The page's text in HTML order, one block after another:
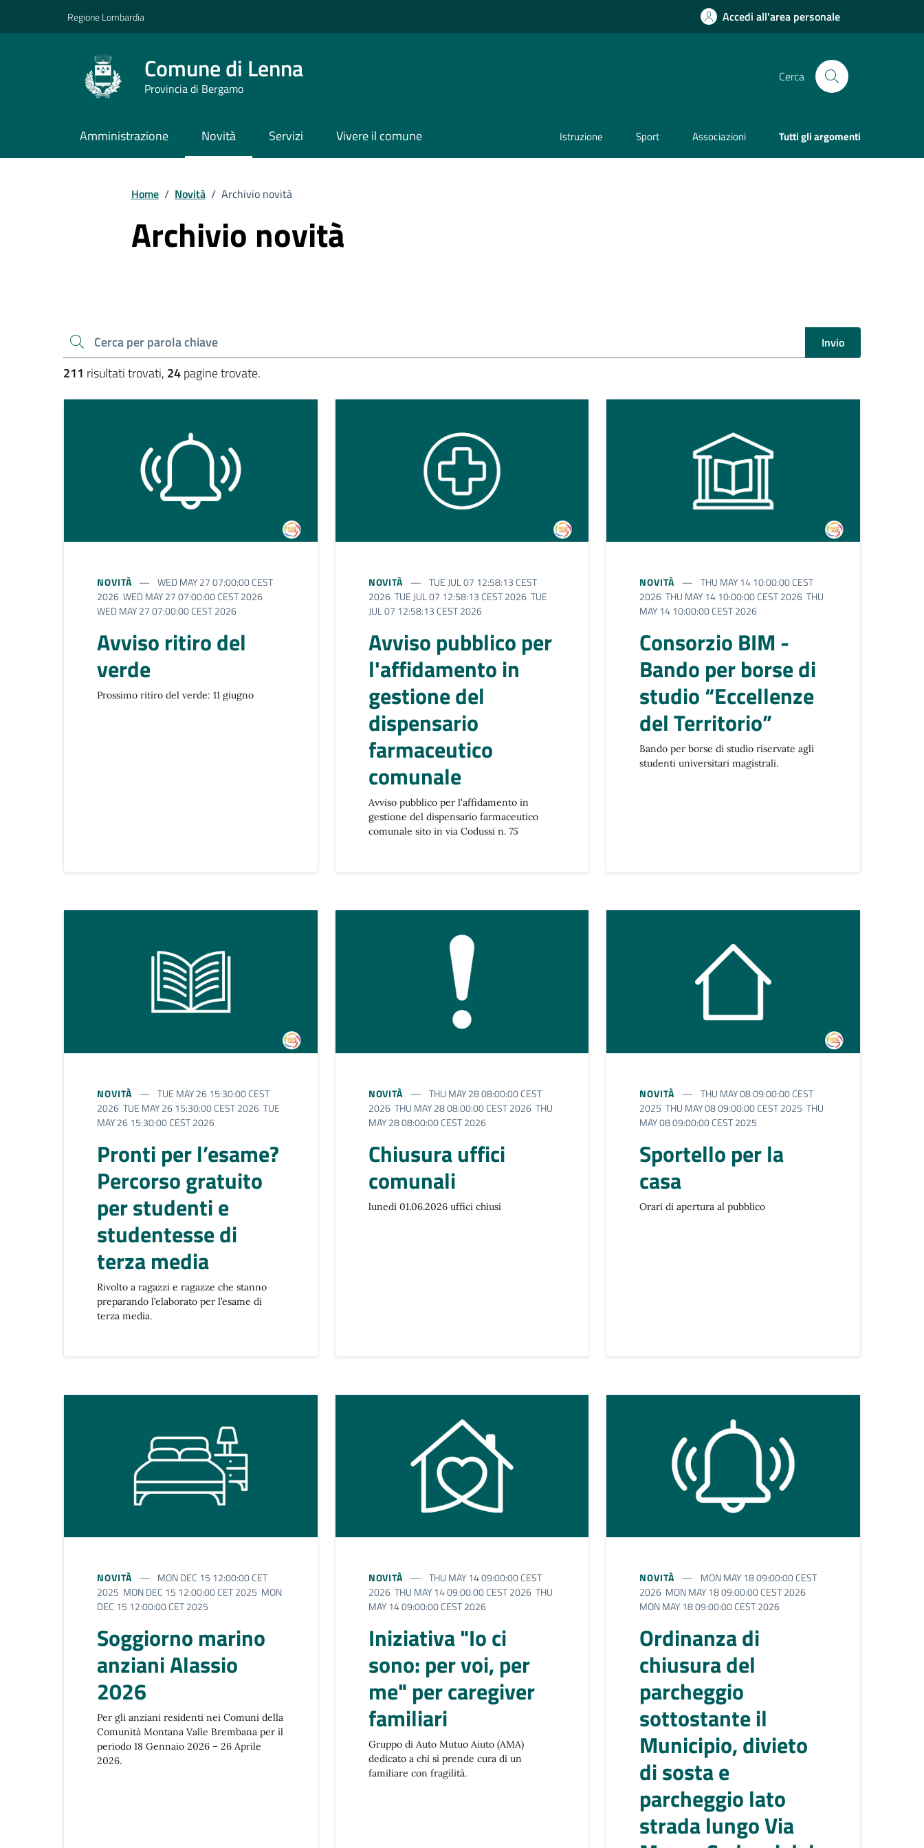
Regione Lombardia Accedi all'area personale
Comune di Lenna
Provincia di Bergamo
Cerca
Amministrazione Novità Servizi Vivere il comune Istruzione Sport Associazioni Tutti gli argomenti
Home / Novità / Archivio novità
Archivio novità
Cerca una parola chiave Invio
211 risultati trovati, 24pagine trovate.
NOVITÀ
WED MAY 27 07:00:00 CEST
2026 WED MAY 27 07:00:00 CEST 2026
WED MAY 27 07:00:00 CEST 2026
Avviso ritiro del
verde
Prossimo ritiro del verde: 11 giugno
NOVITÀ
TUE JUL 07 12:58:13 CEST
2026 TUE JUL 07 12:58:13 CEST 2026 TUE
JUL 07 12:58:13 CEST 2026
Avviso pubblico per
l'affidamento in
gestione del
dispensario
farmaceutico
comunale
Avviso pubblico per l'affidamento in
gestione del dispensario farmaceutico
comunale sito in via Codussi n. 75
NOVITÀ
THU MAY 14 10:00:00 CEST
2026 THU MAY 14 10:00:00 CEST 2026 THU
MAY 14 10:00:00 CEST 2026
Consorzio BIM -
Bando per borse di
studio “Eccellenze
del Territorio”
Bando per borse di studio riservate agli
studenti universitari magistrali.
NOVITÀ
TUE MAY 26 15:30:00 CEST
2026 TUE MAY 26 15:30:00 CEST 2026 TUE
MAY 26 15:30:00 CEST 2026
Pronti per l’esame?
Percorso gratuito
per studenti e
studentesse di
terza media
Rivolto a ragazzi e ragazze che stanno
preparando l’elaborato per l’esame di
terza media.
NOVITÀ
THU MAY 28 08:00:00 CEST
2026 THU MAY 28 08:00:00 CEST 2026 THU
MAY 28 08:00:00 CEST 2026
Chiusura uffici
comunali
lunedì 01.06.2026 uffici chiusi
NOVITÀ
THU MAY 08 09:00:00 CEST
2025 THU MAY 08 09:00:00 CEST 2025 THU
MAY 08 09:00:00 CEST 2025
Sportello per la
casa
Orari di apertura al pubblico
NOVITÀ
MON DEC 15 12:00:00 CET
2025 MON DEC 15 12:00:00 CET 2025 MON
DEC 15 12:00:00 CET 2025
Soggiorno marino
anziani Alassio
2026
Per gli anziani residenti nei Comuni della
Comunità Montana Valle Brembana per il
periodo 18 Gennaio 2026 – 26 Aprile
2026.
NOVITÀ
THU MAY 14 09:00:00 CEST
2026 THU MAY 14 09:00:00 CEST 2026 THU
MAY 14 09:00:00 CEST 2026
Iniziativa "Io ci
sono: per voi, per
me" per caregiver
familiari
Gruppo di Auto Mutuo Aiuto (AMA)
dedicato a chi si prende cura di un
familiare con fragilità.
NOVITÀ
MON MAY 18 09:00:00 CEST
2026 MON MAY 18 09:00:00 CEST 2026
MON MAY 18 09:00:00 CEST 2026
Ordinanza di
chiusura del
parcheggio
sottostante il
Municipio, divieto
di sosta e
parcheggio lato
strada lungo Via